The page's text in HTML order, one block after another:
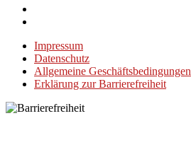
Impressum
Datenschutz
Allgemeine Geschäftsbedingungen
Erklärung zur Barrierefreiheit